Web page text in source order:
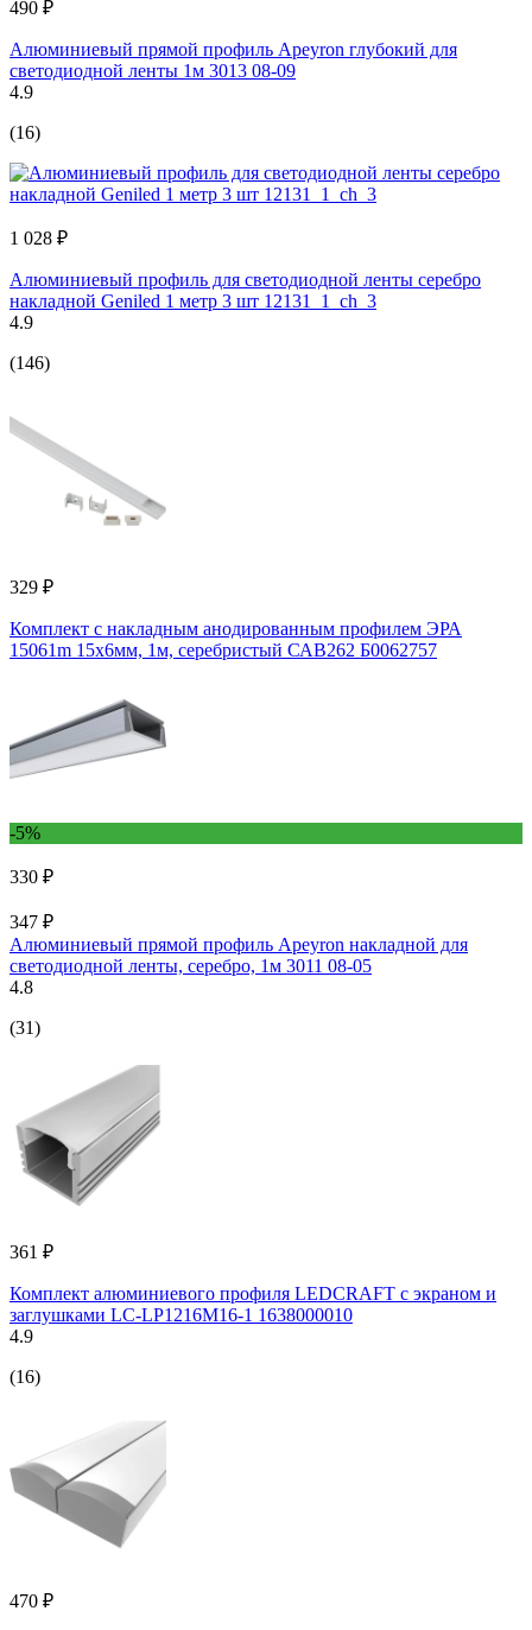
490 ₽
Алюминиевый прямой профиль Apeyron глубокий для
светодиодной ленты 1м 3013 08-09
4.9
(16)
1 028 ₽
Алюминиевый профиль для светодиодной ленты серебро
накладной Geniled 1 метр 3 шт 12131_1_ch_3
4.9
(146)
329 ₽
Комплект с накладным анодированным профилем ЭРА
15061m 15x6мм, 1м, серебристый САВ262 Б0062757
-5%
330 ₽
347 ₽
Алюминиевый прямой профиль Apeyron накладной для
светодиодной ленты, серебро, 1м 3011 08-05
4.8
(31)
361 ₽
Комплект алюминиевого профиля LEDCRAFT с экраном и
заглушками LC-LP1216M16-1 1638000010
4.9
(16)
470 ₽